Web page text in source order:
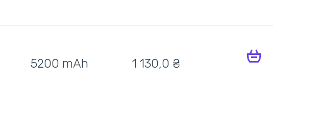
5200 mAh 1 130,0 ₴